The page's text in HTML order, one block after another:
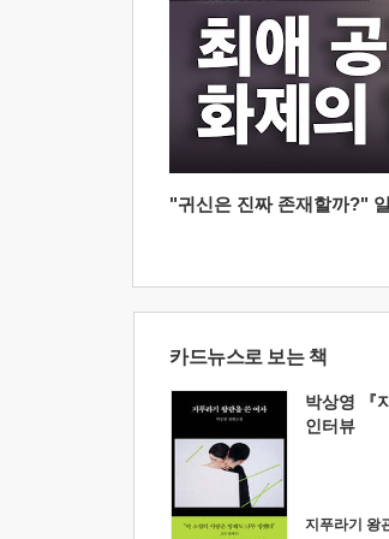
"귀신은 진짜 존재할까?"
카드뉴스로 보는 책
박상영 『
인터뷰
지푸라기 왕